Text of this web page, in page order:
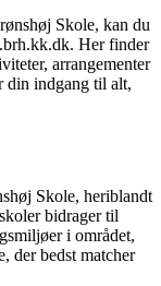
Skole, kan du
Her finder
arrangementer
din indgang til alt,
Skole, heriblandt
bidrager til
i området,
der bedst matcher